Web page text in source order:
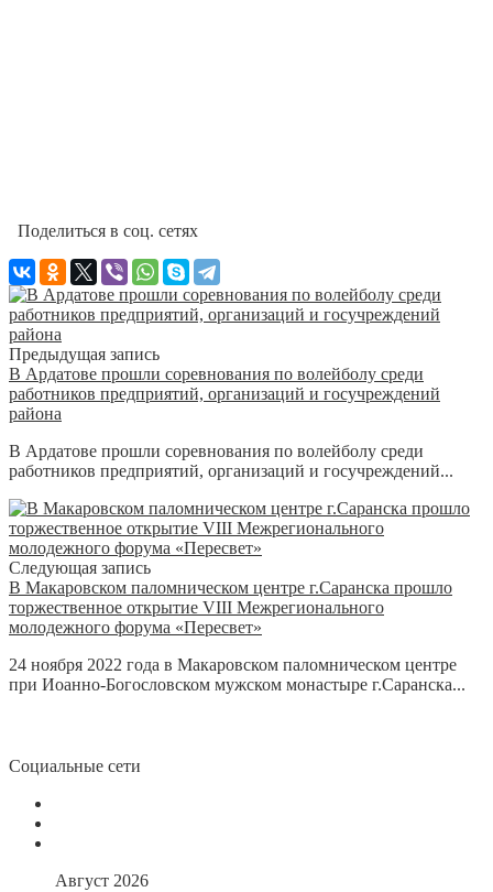
Поделиться в соц. сетях
Предыдущая запись
В Ардатове прошли соревнования по волейболу среди
работников предприятий, организаций и госучреждений
района
В Ардатове прошли соревнования по волейболу среди
работников предприятий, организаций и госучреждений...
Следующая запись
В Макаровском паломническом центре г.Саранска прошло
торжественное открытие VIII Межрегионального
молодежного форума «Пересвет»
24 ноября 2022 года в Макаровском паломническом центре
при Иоанно-Богословском мужском монастыре г.Саранска...
Социальные сети
Август 2026